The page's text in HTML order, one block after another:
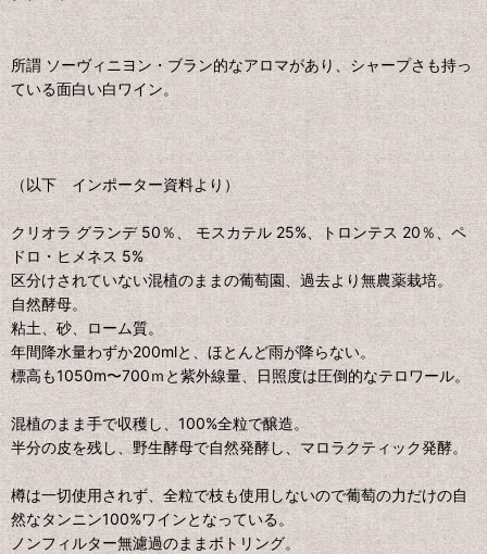
所謂 ソーヴィニヨン・ブラン的なアロマがあり、シャープさも持っ
ている面白い白ワイン。
（以下 インポーター資料より）
クリオラ グランデ 50％、 モスカテル 25%、トロンテス 20％、ペ
ドロ・ヒメネス 5%
区分けされていない混植のままの葡萄園、過去より無農薬栽培。
自然酵母。
粘土、砂、ローム質。
年間降水量わずか200mlと、ほとんど雨が降らない。
標高も1050m〜700ｍと紫外線量、日照度は圧倒的なテロワール。
混植のまま手で収穫し、100%全粒で醸造。
半分の皮を残し、野生酵母で自然発酵し、マロラクティック発酵。
樽は一切使用されず、全粒で枝も使用しないので葡萄の力だけの自
然なタンニン100%ワインとなっている。
ノンフィルター無濾過のままボトリング。